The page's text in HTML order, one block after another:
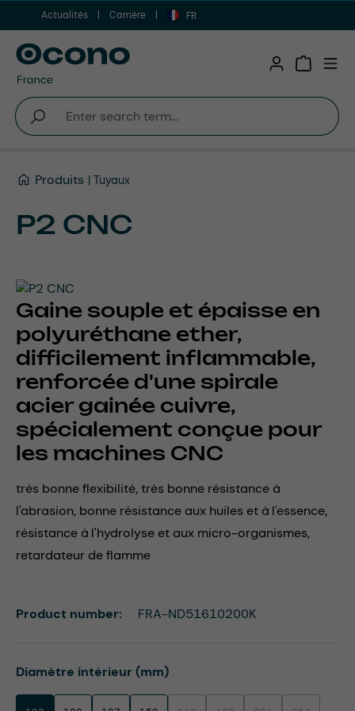
Aller au contenu principal
Actualités Carrière FR
Produits Tuyaux
P2 CNC
Gaine souple et épaisse en
polyuréthane ether,
difficilement inflammable,
renforcée d'une spirale
acier gainée cuivre,
spécialement conçue pour
les machines CNC
très bonne flexibilité, très bonne résistance à
l'abrasion, bonne résistance aux huiles et à l'essence,
résistance à l'hydrolyse et aux micro-organismes,
retardateur de flamme
Select
Diamètre intérieur (mm)
Product number: FRA-ND51610200K